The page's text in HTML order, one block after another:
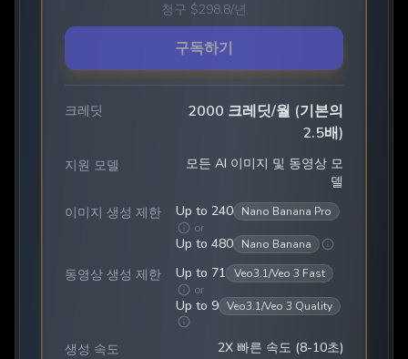
청구 $298.8/년
구독하기
크레딧
2000 크레딧/월 (기본의
2.5배)
지원 모델
모든 AI 이미지 및 동영상 모
델
이미지 생성 제한
Up to 240 Nano Banana Pro
or
Up to 480 Nano Banana
동영상 생성 제한 Up to 71 Veo3.1/Veo 3 Fast
or
Up to 9 Veo3.1/Veo 3 Quality
생성 속도
2X 빠른 속도 (8-10초)